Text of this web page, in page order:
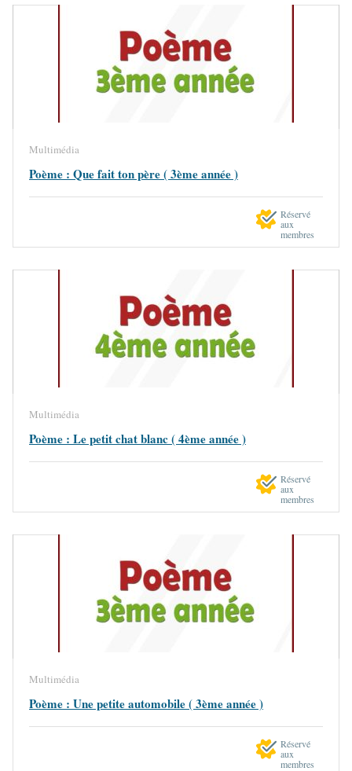
Multimédia
Poème : Que fait ton père ( 3ème année )
Réservé
aux
membres
Multimédia
Poème : Le petit chat blanc ( 4ème année )
Réservé
aux
membres
Multimédia
Poème : Une petite automobile ( 3ème année )
Réservé
aux
membres